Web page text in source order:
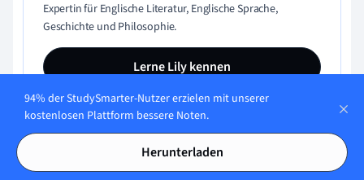
Expertin für Englische Literatur, Englische Sprache,
Geschichte und Philosophie.
Lerne Lily kennen
Inhaltliche Qualität geprüft von:
94% der StudySmarter-Nutzer erzielen mit unserer
kostenlosen Plattform bessere Noten.
Herunterladen